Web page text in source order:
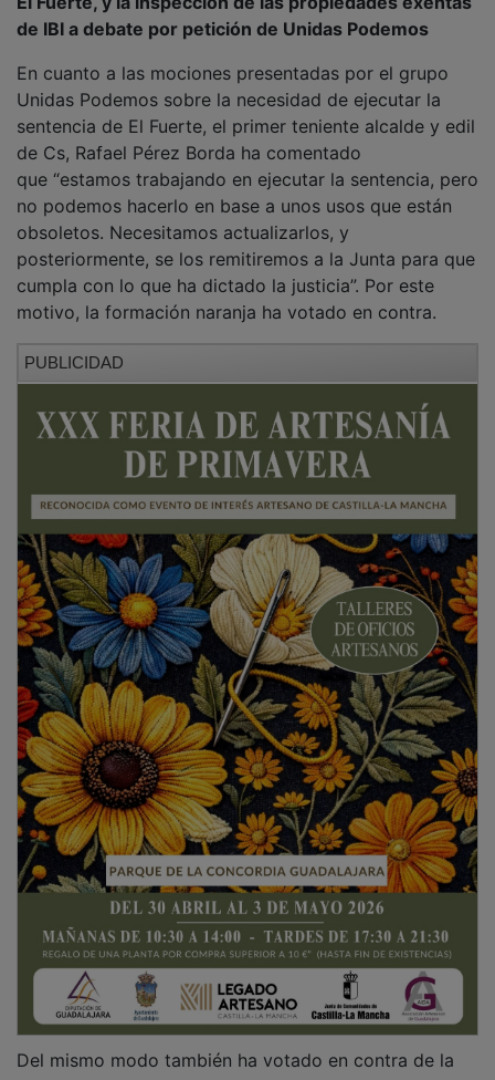
de IBI a debate por petición de Unidas Podemos
Unidas Podemos sobre la necesidad de ejecutar la
sentencia de El Fuerte, el primer teniente alcalde y edil
de Cs, Rafael Pérez Borda ha comentado
que “estamos trabajando en ejecutar la sentencia, pero
no podemos hacerlo en base a unos usos que están
obsoletos. Necesitamos actualizarlos, y
posteriormente, se los remitiremos a la Junta para que
cumpla con lo que ha dictado la justicia”. Por este
motivo, la formación naranja ha votado en contra.
propuesta de UP para que el Ayuntamiento de